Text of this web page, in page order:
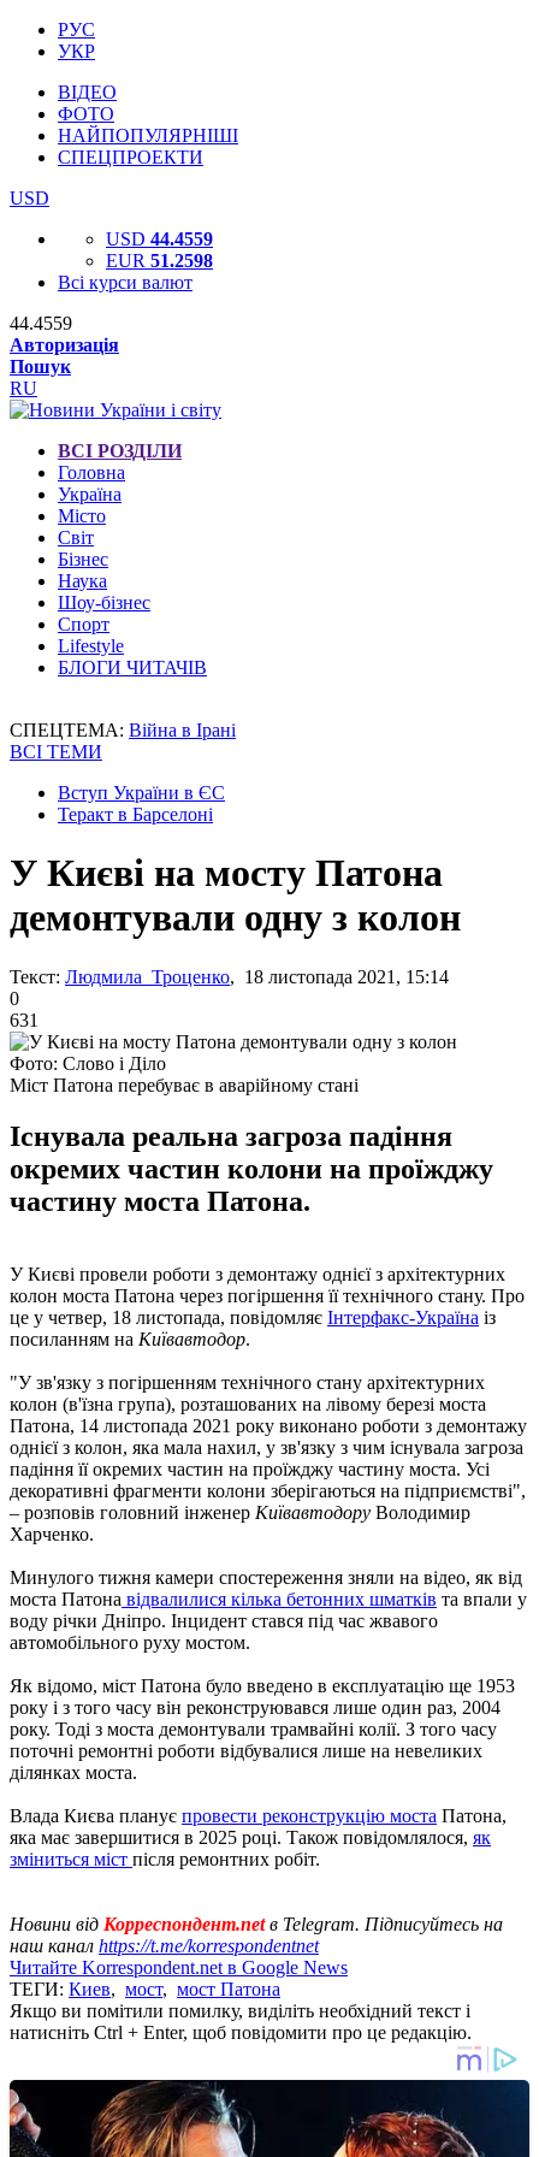
РУС
УКР
ВІДЕО
ФОТО
НАЙПОПУЛЯРНІШІ
СПЕЦПРОЕКТИ
USD
USD 44.4559
EUR 51.2598
Всі курси валют
44.4559
Авторизація
Пошук
RU
ВСІ РОЗДІЛИ
Головна
Україна
Місто
Світ
Бізнес
Наука
Шоу-бізнес
Спорт
Lifestyle
БЛОГИ ЧИТАЧІВ
СПЕЦТЕМА: Війна в Ірані
ВСІ ТЕМИ
Вступ України в ЄС
Теракт в Барселоні
У Києві на мосту Патона
демонтували одну з колон
Текст: Людмила Троценко, 18 листопада 2021, 15:14
0
631
Фото: Слово і Діло
Міст Патона перебуває в аварійному стані
Існувала реальна загроза падіння
окремих частин колони на проїжджу
частину моста Патона.
У Києві провели роботи з демонтажу однієї з архітектурних
колон моста Патона через погіршення її технічного стану. Про
це у четвер, 18 листопада, повідомляє Інтерфакс-Україна із
посиланням на Київавтодор.
"У зв'язку з погіршенням технічного стану архітектурних
колон (в'їзна група), розташованих на лівому березі моста
Патона, 14 листопада 2021 року виконано роботи з демонтажу
однієї з колон, яка мала нахил, у зв'язку з чим існувала загроза
падіння її окремих частин на проїжджу частину моста. Усі
декоративні фрагменти колони зберігаються на підприємстві",
– розповів головний інженер Київавтодору Володимир
Харченко.
Минулого тижня камери спостереження зняли на відео, як від
моста Патона відвалилися кілька бетонних шматків та впали у
воду річки Дніпро. Інцидент стався під час жвавого
автомобільного руху мостом.
Як відомо, міст Патона було введено в експлуатацію ще 1953
року і з того часу він реконструювався лише один раз, 2004
року. Тоді з моста демонтували трамвайні колії. З того часу
поточні ремонтні роботи відбувалися лише на невеликих
ділянках моста.
Влада Києва планує провести реконструкцію моста Патона,
яка має завершитися в 2025 році. Також повідомлялося, як
зміниться міст після ремонтних робіт.
Новини від Корреспондент.netв Telegram. Підписуйтесь на
наш канал https://t.me/korrespondentnet
Читайте Korrespondent.net в Google News
ТЕГИ: Киев, мост, мост Патона
Якщо ви помітили помилку, виділіть необхідний текст і
натисніть Ctrl + Enter, щоб повідомити про це редакцію.